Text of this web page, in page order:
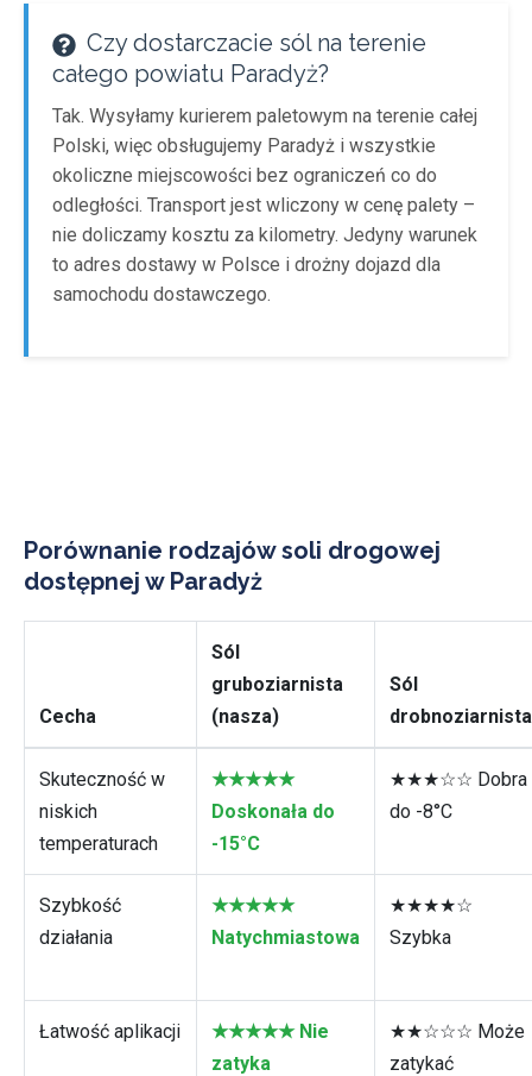
Czy dostarczacie sól na terenie
całego powiatu Paradyż?
Tak. Wysyłamy kurierem paletowym na terenie całej
Polski, więc obsługujemy Paradyż i wszystkie
okoliczne miejscowości bez ograniczeń co do
odległości. Transport jest wliczony w cenę palety –
nie doliczamy kosztu za kilometry. Jedyny warunek
to adres dostawy w Polsce i drożny dojazd dla
samochodu dostawczego.
Porównanie rodzajów soli drogowej
dostępnej w Paradyż
Cecha
Sól
gruboziarnista
(nasza)
Sól
drobnoziarnista
Skuteczność w
niskich
temperaturach
★★★★★
Doskonała do
-15°C
★★★☆☆ Dobra
do -8°C
Szybkość
działania
★★★★★
Natychmiastowa
★★★★☆
Szybka
Łatwość aplikacji
★★★★★ Nie
zatyka
★★☆☆☆ Może
zatykać